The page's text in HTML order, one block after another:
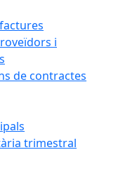
i
de contractes
trimestral